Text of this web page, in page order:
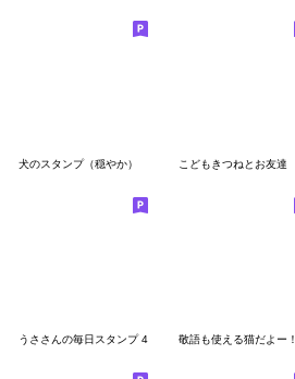
犬のスタンプ（穏やか） こどもきつねとお友達
うささんの毎日スタンプ 4 敬語も使える猫だよー！